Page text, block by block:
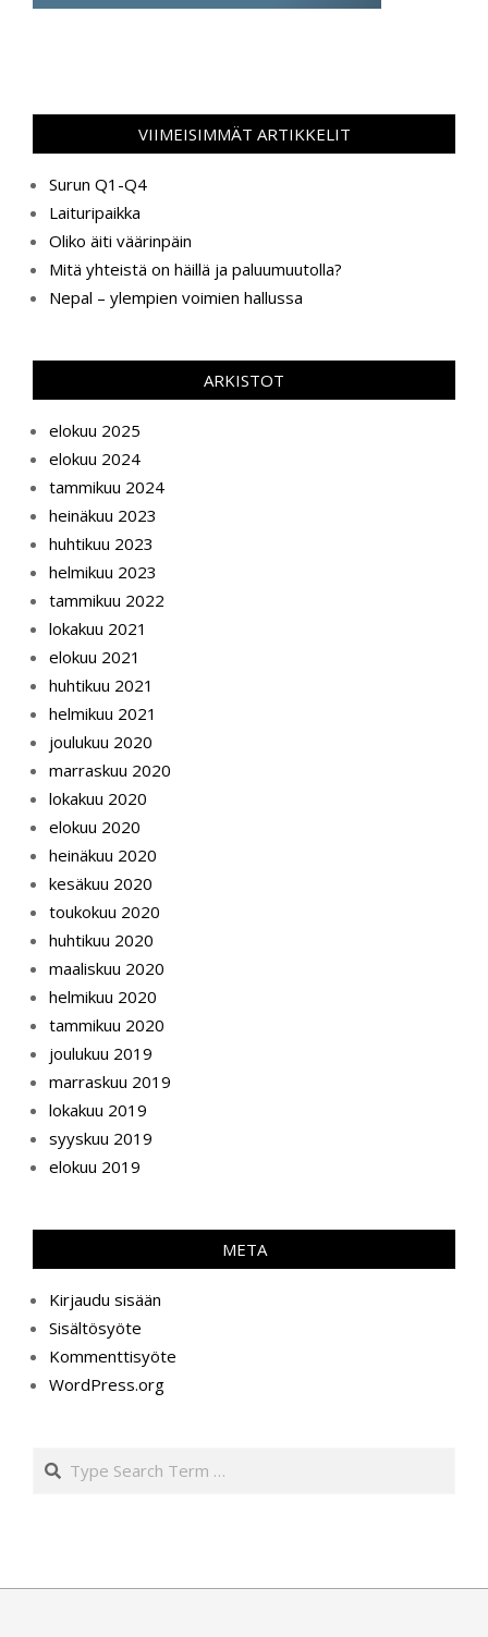
VIIMEISIMMÄT ARTIKKELIT
Surun Q1-Q4
Laituripaikka
Oliko äiti väärinpäin
Mitä yhteistä on häillä ja paluumuutolla?
Nepal – ylempien voimien hallussa
ARKISTOT
elokuu 2025
elokuu 2024
tammikuu 2024
heinäkuu 2023
huhtikuu 2023
helmikuu 2023
tammikuu 2022
lokakuu 2021
elokuu 2021
huhtikuu 2021
helmikuu 2021
joulukuu 2020
marraskuu 2020
lokakuu 2020
elokuu 2020
heinäkuu 2020
kesäkuu 2020
toukokuu 2020
huhtikuu 2020
maaliskuu 2020
helmikuu 2020
tammikuu 2020
joulukuu 2019
marraskuu 2019
lokakuu 2019
syyskuu 2019
elokuu 2019
META
Kirjaudu sisään
Sisältösyöte
Kommenttisyöte
WordPress.org
Search